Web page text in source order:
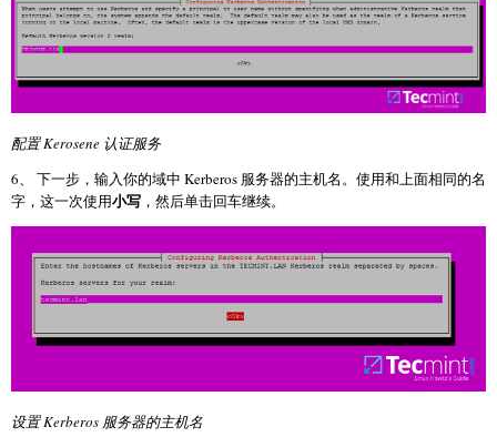
配置 Kerosene 认证服务
6、 下一步，输入你的域中 Kerberos 服务器的主机名。使用和上面相同的名
字，这一次使用小写 ，然后单击回车继续。
设置 Kerberos 服务器的主机名